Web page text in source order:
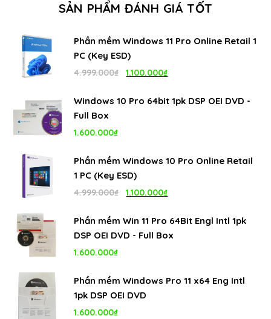
SẢN PHẨM ĐÁNH GIÁ TỐT
Phần mềm Windows 11 Pro Online Retail 1
PC (Key ESD)
4.999.000₫
Giá
là:
1.100.000₫
tại
Windows 10 Pro 64bit 1pk DSP OEI DVD -
Full Box
1.600.000₫
Phần mềm Windows 10 Pro Online Retail
1 PC (Key ESD)
4.999.000₫
Giá
là:
1.100.000₫
tại
Phần mềm Win 11 Pro 64Bit Engl Intl 1pk
DSP OEI DVD - Full Box
1.600.000₫
Phần mềm Windows Pro 11 x64 Eng Intl
1pk DSP OEI DVD
1.600.000₫